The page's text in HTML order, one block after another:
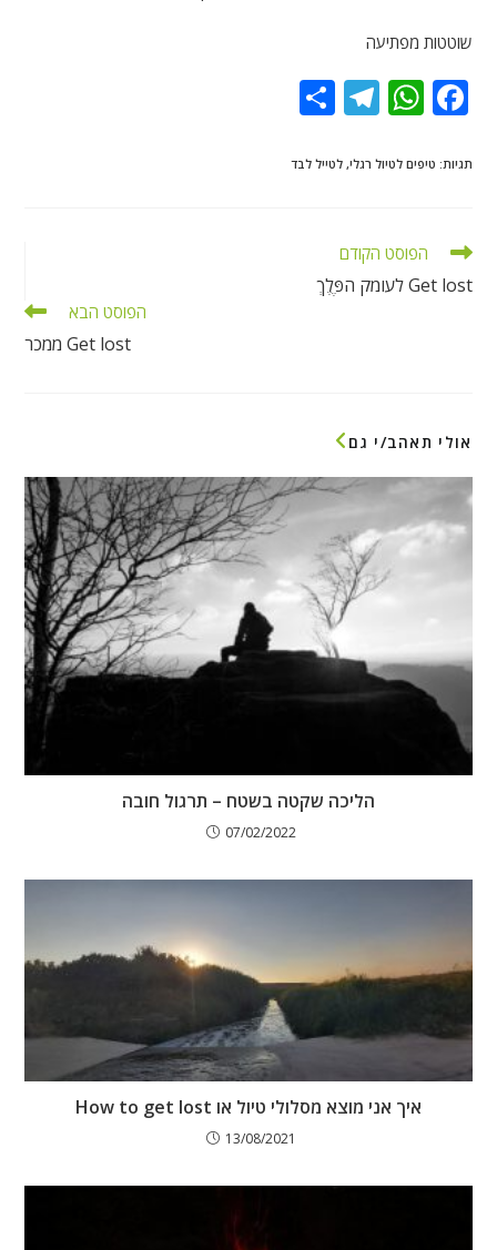
שוטטות מפתיעה
F
e
o
o
W
at
A
p
T
e
a
m
ar תגיות: טיפים לטיול רגלי, לטייל לבד
לקרוא
נוספים
הפוסט הקודם
Get lost לעומק הפֶּלֶךְ
הפוסט הבא
Get lost ממכר
אולי תאהב/י גם
הליכה שקטה בשטח – תרגול חובה
07/02/2022
איך אני מוצא מסלולי טיול או How to get lost
13/08/2021